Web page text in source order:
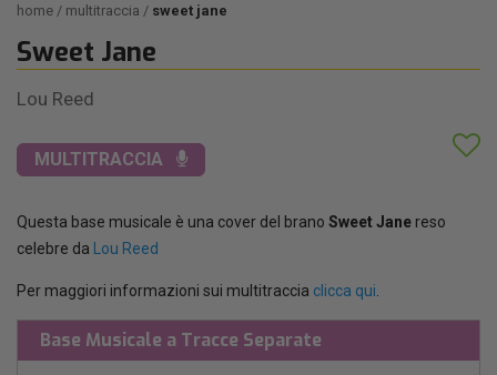
home multitraccia sweet jane
Sweet Jane
Lou Reed
MULTITRACCIA
Questa base musicale è una cover del brano Sweet Jane reso
celebre da
Lou Reed
Per maggiori informazioni sui multitraccia clicca qui
Base Musicale a Tracce Separate